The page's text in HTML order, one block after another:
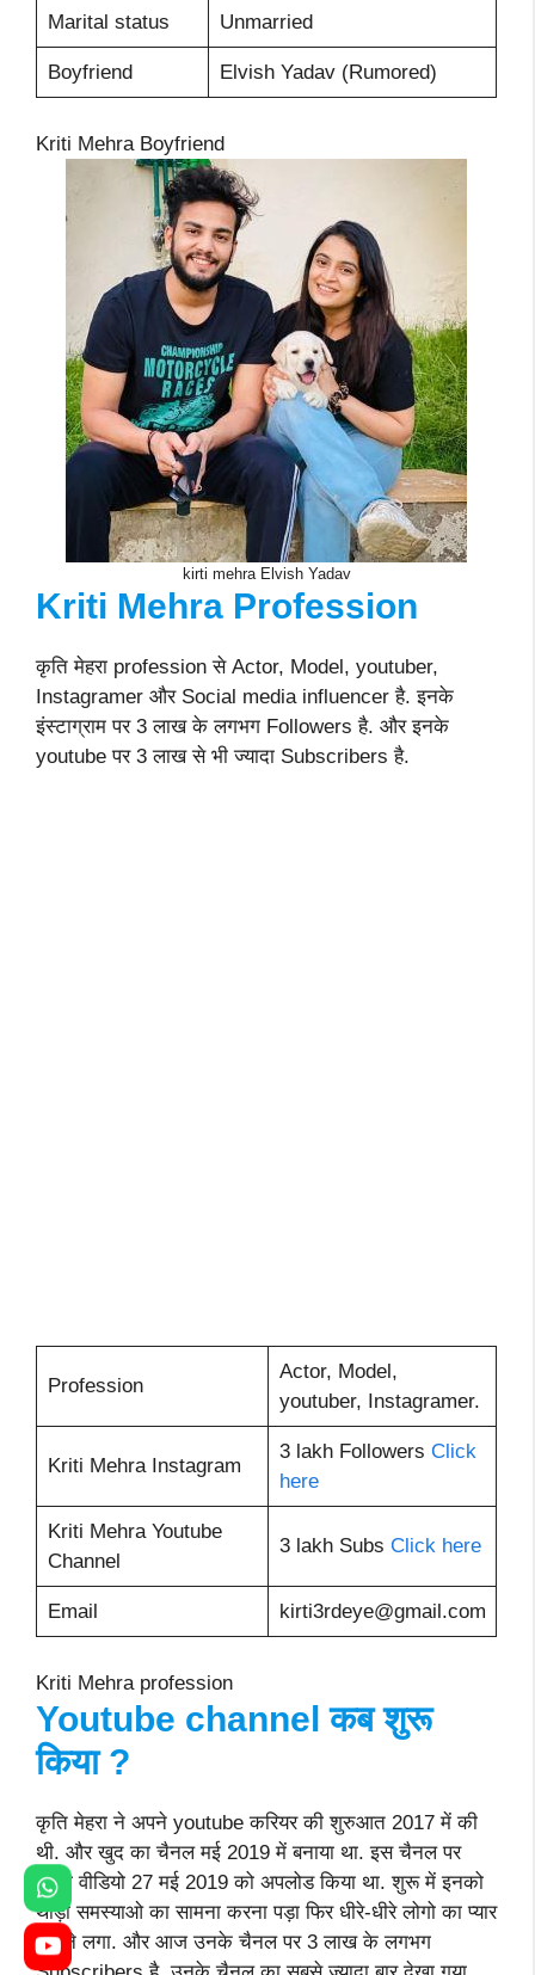
Marital status Unmarried
Boyfriend Elvish Yadav (Rumored)
Kriti Mehra Boyfriend
kirti mehra Elvish Yadav
Kriti Mehra Profession
कृति मेहरा profession से Actor, Model, youtuber,
Instagramer और Social media influencer है. इनके
इंस्टाग्राम पर 3 लाख के लगभग Followers है. और इनके
youtube पर 3 लाख से भी ज्यादा Subscribers है.
Profession
Actor, Model,
youtuber, Instagramer.
Kriti Mehra Instagram
3 lakh Followers Click
here
Kriti Mehra Youtube
Channel
3 lakh Subs Click here
Email kirti3rdeye@gmail.com
Kriti Mehra profession
Youtube channel कब शुरू
किया ?
कृति मेहरा ने अपने youtube करियर की शुरुआत 2017 में की
थी. और खुद का चैनल मई 2019 में बनाया था. इस चैनल पर
पहला वीडियो 27 मई 2019 को अपलोड किया था. शुरू में इनको
थोड़ी समस्याओ का सामना करना पड़ा फिर धीरे-धीरे लोगो का प्यार
मिलने लगा. और आज उनके चैनल पर 3 लाख के लगभग